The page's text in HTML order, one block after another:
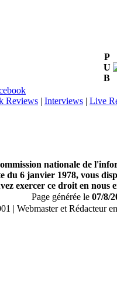
P
U
B
Reviews | Interviews | Live
nationale de
6 janvier 1978, vous
exercer ce droit en
Page générée le 07/8/
| Webmaster et Rédacteur